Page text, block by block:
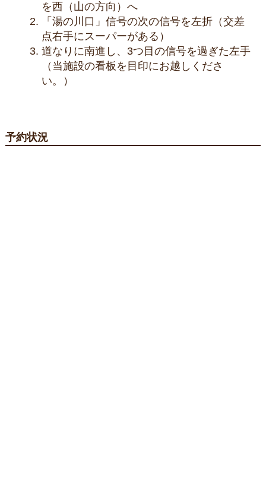
を西（山の方向）へ
「湯の川口」信号の次の信号を左折（交差
点右手にスーパーがある）
道なりに南進し、3つ目の信号を過ぎた左手
（当施設の看板を目印にお越しくださ
い。）
予約状況